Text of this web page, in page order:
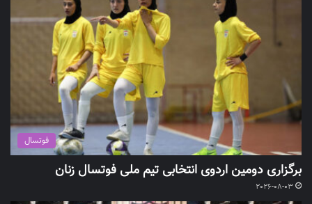
فوتسال
برگزاری دومین اردوی انتخابی تیم ملی فوتسال زنان
2026-08-03